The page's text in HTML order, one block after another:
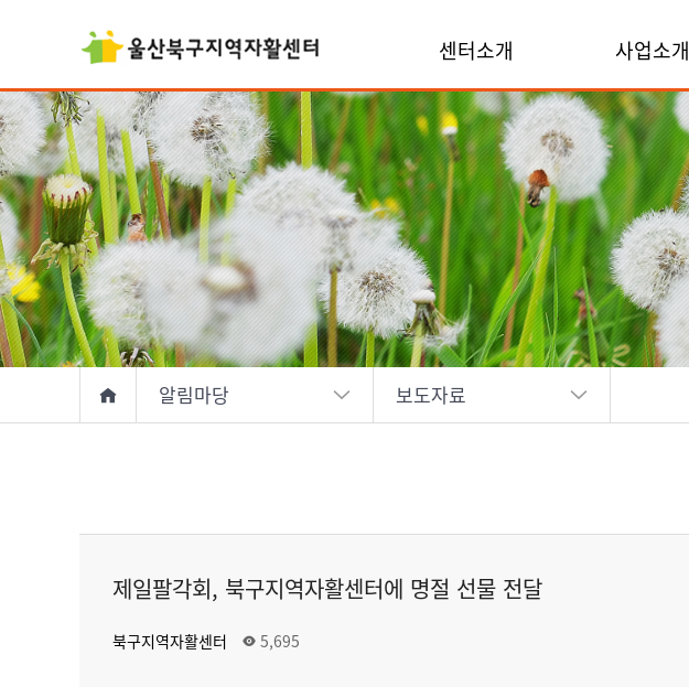
센터소개 사업소개
알림마당 보도자료
제일팔각회, 북구지역자활센터에 명절 선물 전달
북구지역자활센터 5,695